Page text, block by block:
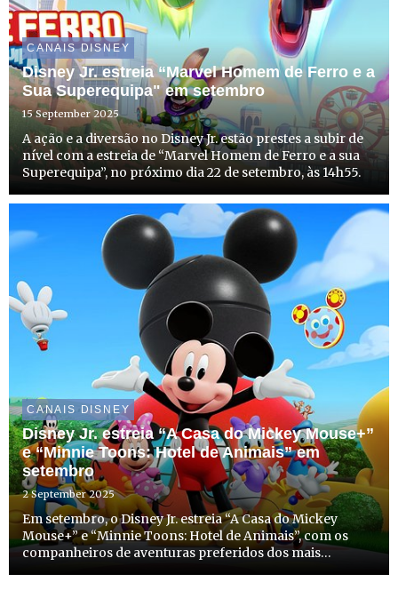
CANAIS DISNEY
Disney Jr. estreia “Marvel Homem de Ferro e a
Sua Superequipa" em setembro
15 September 2025
A ação e a diversão no Disney Jr. estão prestes a subir de
nível com a estreia de “Marvel Homem de Ferro e a sua
Superequipa”, no próximo dia 22 de setembro, às 14h55.
CANAIS DISNEY
Disney Jr. estreia “A Casa do Mickey Mouse+”
e “Minnie Toons: Hotel de Animais” em
setembro
2 September 2025
Em setembro, o Disney Jr. estreia “A Casa do Mickey
Mouse+” e “Minnie Toons: Hotel de Animais”, com os
companheiros de aventuras preferidos dos mais